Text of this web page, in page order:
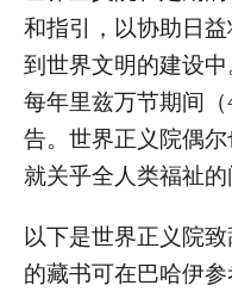
和指引，以协助日
到世界文明的建设
每年里兹万节期间
告。世界正义院偶
就关乎全人类福祉的
以下是世界正义院
的藏书可在巴哈伊参